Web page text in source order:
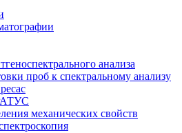
анализа
проб к спектральному анализу
механических свойств